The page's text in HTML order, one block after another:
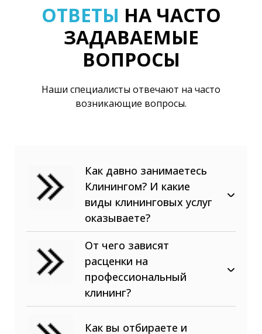
ОТВЕТЫ НА ЧАСТО
ЗАДАВАЕМЫЕ
ВОПРОСЫ
Наши специалисты отвечают на часто
возникающие вопросы.
Как давно занимаетесь
Клинингом? И какие
виды клининговых услуг
оказываете?
В сфере клининговых услуг
наша компания с 2015 года! Мы
предоставляем, как разовые
клининговые услуги (уборки,
промышленный альпинизм,
химчистки, спец. работы), так и
помещений и внешних
От чего зависят
расценки на
профессиональный
клининг?
Как вы отбираете и